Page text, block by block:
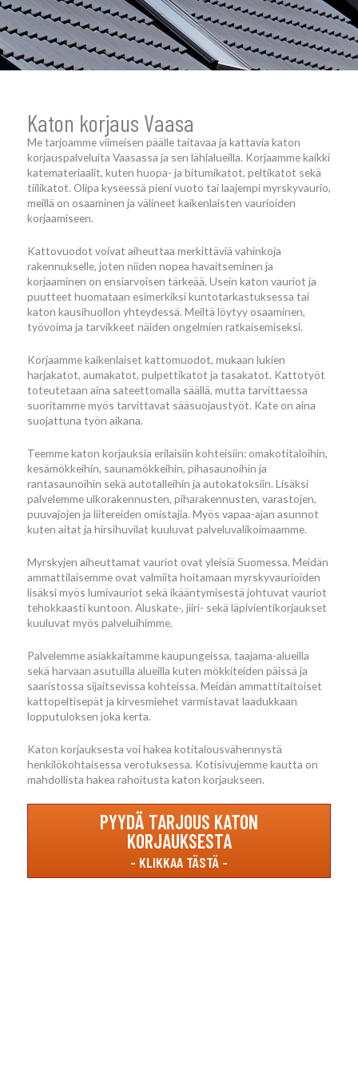
Katon korjaus Vaasa
Me tarjoamme viimeisen päälle taitavaa ja kattavia katon
korjauspalveluita Vaasassa ja sen lähialueilla. Korjaamme kaikki
katemateriaalit, kuten huopa- ja bitumikatot, peltikatot sekä
tiilikatot. Olipa kyseessä pieni vuoto tai laajempi myrskyvaurio,
meillä on osaaminen ja välineet kaikenlaisten vaurioiden
korjaamiseen.
Kattovuodot voivat aiheuttaa merkittäviä vahinkoja
rakennukselle, joten niiden nopea havaitseminen ja
korjaaminen on ensiarvoisen tärkeää. Usein katon vauriot ja
puutteet huomataan esimerkiksi kuntotarkastuksessa tai
katon kausihuollon yhteydessä. Meiltä löytyy osaaminen,
työvoima ja tarvikkeet näiden ongelmien ratkaisemiseksi.
Korjaamme kaikenlaiset kattomuodot, mukaan lukien
harjakatot, aumakatot, pulpettikatot ja tasakatot. Kattotyöt
toteutetaan aina sateettomalla säällä, mutta tarvittaessa
suoritamme myös tarvittavat sääsuojaustyöt. Kate on aina
suojattuna työn aikana.
Teemme katon korjauksia erilaisiin kohteisiin: omakotitaloihin,
kesämökkeihin, saunamökkeihin, pihasaunoihin ja
rantasaunoihin sekä autotalleihin ja autokatoksiin. Lisäksi
palvelemme ulkorakennusten, piharakennusten, varastojen,
puuvajojen ja liitereiden omistajia. Myös vapaa-ajan asunnot
kuten aitat ja hirsihuvilat kuuluvat palveluvalikoimaamme.
Myrskyjen aiheuttamat vauriot ovat yleisiä Suomessa. Meidän
ammattilaisemme ovat valmiita hoitamaan myrskyvaurioiden
lisäksi myös lumivauriot sekä ikääntymisestä johtuvat vauriot
tehokkaasti kuntoon. Aluskate-, jiiri- sekä läpivientikorjaukset
kuuluvat myös palveluihimme.
Palvelemme asiakkaitamme kaupungeissa, taajama-alueilla
sekä harvaan asutuilla alueilla kuten mökkiteiden päissä ja
saaristossa sijaitsevissa kohteissa. Meidän ammattitaitoiset
kattopeltisepät ja kirvesmiehet varmistavat laadukkaan
lopputuloksen joka kerta.
Katon korjauksesta voi hakea kotitalousvähennystä
henkilökohtaisessa verotuksessa. Kotisivujemme kautta on
mahdollista hakea rahoitusta katon korjaukseen.
PYYDÄ TARJOUS KATON
KORJAUKSESTA